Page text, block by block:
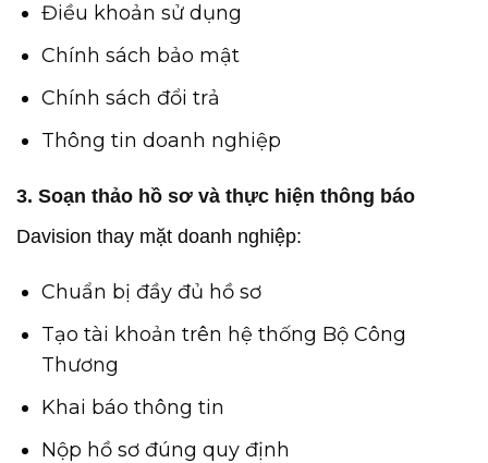
Điều khoản sử dụng
Chính sách bảo mật
Chính sách đổi trả
Thông tin doanh nghiệp
3. Soạn thảo hồ sơ và thực hiện thông báo
Davision thay mặt doanh nghiệp:
Chuẩn bị đầy đủ hồ sơ
Tạo tài khoản trên hệ thống Bộ Công
Thương
Khai báo thông tin
Nộp hồ sơ đúng quy định